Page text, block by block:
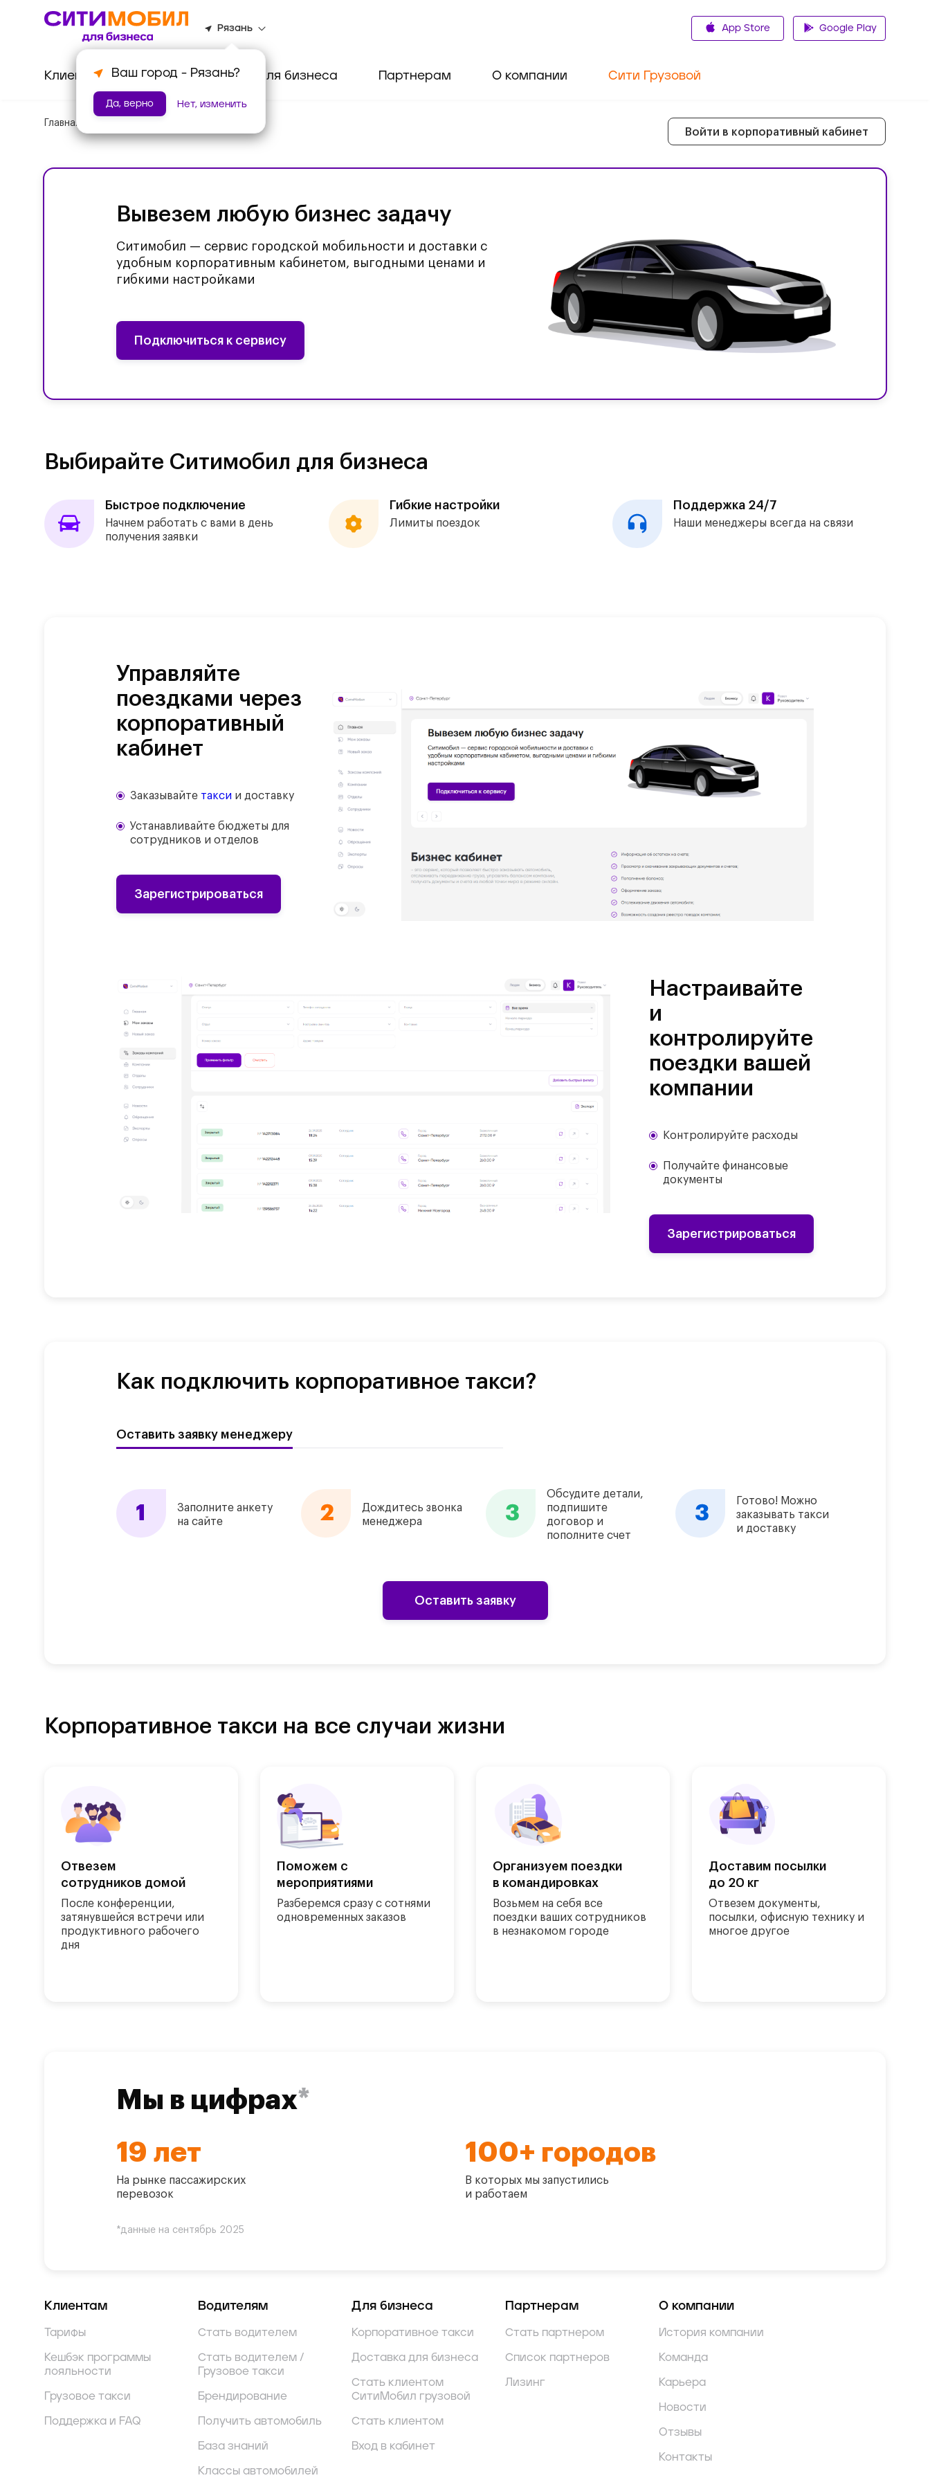
Рязань
Ваш город - Рязань?
Да, верно Нет, изменить
App Store Google Play
Клиентам Водителям Для бизнеса Партнерам О компании Сити Грузовой
Главная
Войти в корпоративный кабинет
Вывезем любую бизнес задачу
Ситимобил — сервис городской мобильности и доставки с
удобным корпоративным кабинетом, выгодными ценами и
гибкими настройками
Подключиться к сервису
Выбирайте Ситимобил для бизнеса
Быстрое подключение
Начнем работать с вами в день
получения заявки
Гибкие настройки
Лимиты поездок
Поддержка 24/7
Наши менеджеры всегда на связи
Управляйте
поездками через
корпоративный
кабинет
Заказывайте такси и доставку
Устанавливайте бюджеты для
сотрудников и отделов
Зарегистрироваться
Настраивайте
и
контролируйте
поездки вашей
компании
Контролируйте расходы
Получайте финансовые
документы
Зарегистрироваться
Как подключить корпоративное такси?
Оставить заявку менеджеру
Заполните анкету
на сайте
Дождитесь звонка
менеджера
Обсудите детали,
подпишите
договор и
пополните счет
Готово! Можно
заказывать такси
и доставку
Оставить заявку
Корпоративное такси на все случаи жизни
Отвезем
сотрудников домой
После конференции,
затянувшейся встречи или
продуктивного рабочего
дня
Поможем с
мероприятиями
Разберемся сразу с сотнями
одновременных заказов
Организуем поездки
в командировках
Возьмем на себя все
поездки ваших сотрудников
в незнакомом городе
Доставим посылки
до 20 кг
Отвезем документы,
посылки, офисную технику и
многое другое
Мы в цифрах*
19 лет
На рынке пассажирских
перевозок
100+ городов
В которых мы запустились
и работаем
*данные на сентябрь 2025
Клиентам
Тарифы
Кешбэк программы
лояльности
Грузовое такси
Поддержка и FAQ
Водителям
Стать водителем
Стать водителем /
Грузовое такси
Брендирование
Получить автомобиль
База знаний
Классы автомобилей
Для бизнеса
Корпоративное такси
Доставка для бизнеса
Стать клиентом
СитиМобил грузовой
Стать клиентом
Вход в кабинет
Партнерам
Стать партнером
Список партнеров
Лизинг
О компании
История компании
Команда
Карьера
Новости
Отзывы
Контакты